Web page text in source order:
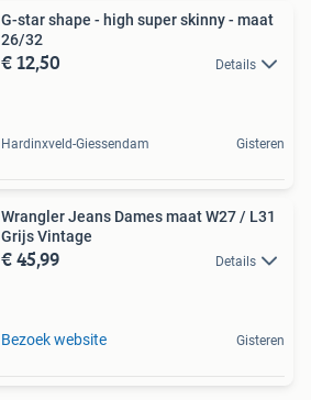
G-star shape - high super skinny - maat
26/32
€ 12,50 Details
Hardinxveld-Giessendam Gisteren
Wrangler Jeans Dames maat W27 / L31
Grijs Vintage
€ 45,99 Details
Bezoek website Gisteren